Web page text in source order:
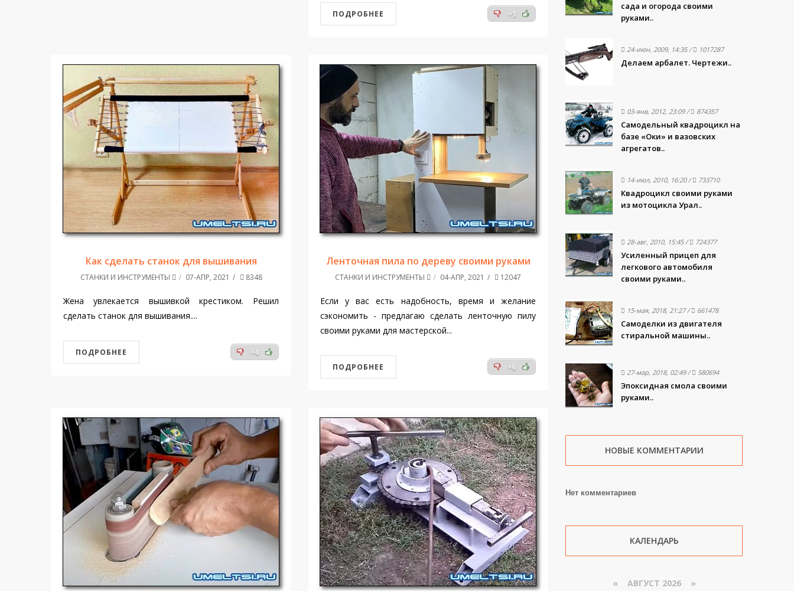
+3
ПОДРОБНЕЕ
Как сделать станок для вышивания
СТАНКИ И ИНСТРУМЕНТЫ 07-АПР, 2021 8348
Жена увлекается вышивкой крестиком. Решил
сделать станок для вышивания....
+4
ПОДРОБНЕЕ
Ленточная пила по дереву своими руками
СТАНКИ И ИНСТРУМЕНТЫ 04-АПР, 2021 12047
Если у вас есть надобность, время и желание
сэкономить - предлагаю сделать ленточную пилу
своими руками для мастерской...
+6
ПОДРОБНЕЕ
сада и огорода своими
руками..
24-июн, 2009, 14:35/ 1017287
Делаем арбалет. Чертежи..
03-янв, 2012, 23:09/ 874357
Самодельный квадроцикл на
базе «Оки» и вазовских
агрегатов..
14-июл, 2010, 16:20/ 733710
Квадроцикл своими руками
из мотоцикла Урал..
28-авг, 2010, 15:45/ 724377
Усиленный прицеп для
легкового автомобиля
своими руками..
15-мая, 2018, 21:27/ 661478
Самоделки из двигателя
стиральной машины..
27-мар, 2018, 02:49/ 580694
Эпоксидная смола своими
руками..
НОВЫЕ КОММЕНТАРИИ
Нет комментариев
КАЛЕНДАРЬ
« АВГУСТ 2026 »